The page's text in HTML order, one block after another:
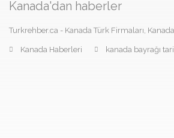
Kanada'dan haberler
Turkrehber.ca - Kanada Türk Firmaları,
Kanada Haberleri kanada bayrağı